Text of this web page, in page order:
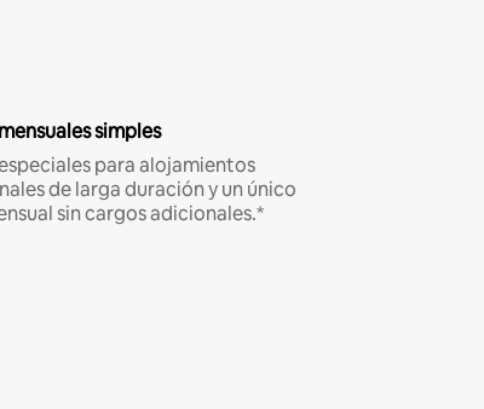
simples
para alojamientos
de larga duración y un único
sin cargos adicionales.*